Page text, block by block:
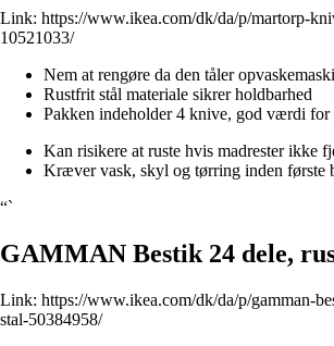
Link: https://www.ikea.com/dk/da/p/martorp-
10521033/
Nem at rengøre da den tåler
Rustfrit stål materiale sikrer holdbarhed
Pakken indeholder 4 knive, god værdi for
Kan risikere at ruste hvis madrester ikke
Kræver vask, skyl og tørring inden første
“`
GAMMAN Bestik 24 dele,
Link: https://www.ikea.com/dk/da/p/gamman-
stal-50384958/